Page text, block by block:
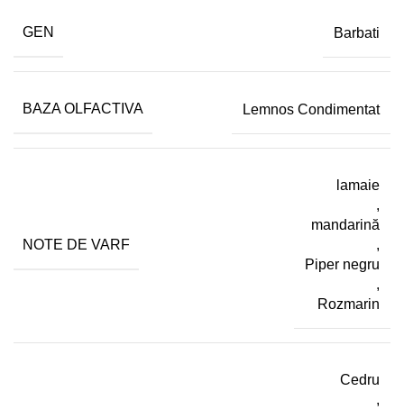
GEN Barbati
BAZA OLFACTIVA Lemnos Condimentat
NOTE DE VARF
lamaie
,
mandarină
,
Piper negru
,
Rozmarin
Cedru
,